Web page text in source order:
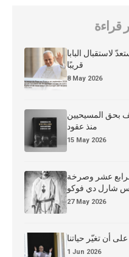
قراءة
لاستقبال البابا
قريبًا
8 May 2026
بحق المسيحيين
منذ عقود
15 May 2026
الرابع عشر وصرخة
شارل دي فوكو
27 May 2026
على أن تغيّر حياتنا
1 Jun 2026